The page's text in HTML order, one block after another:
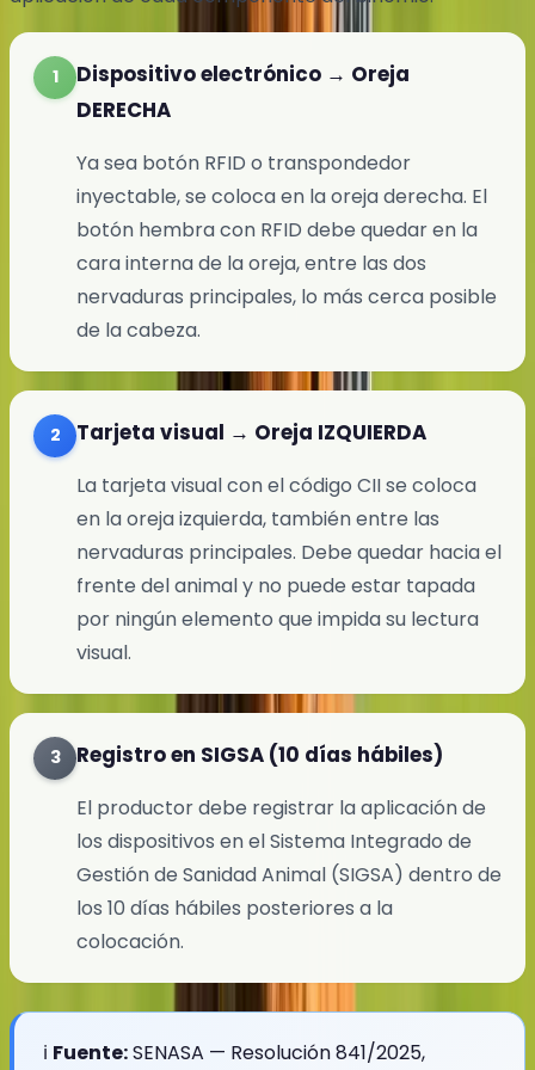
1
Dispositivo electrónico → Oreja
DERECHA
Ya sea botón RFID o transpondedor
inyectable, se coloca en la oreja derecha. El
botón hembra con RFID debe quedar en la
cara interna de la oreja, entre las dos
nervaduras principales, lo más cerca posible
de la cabeza.
2 Tarjeta visual → Oreja IZQUIERDA
La tarjeta visual con el código CII se coloca
en la oreja izquierda, también entre las
nervaduras principales. Debe quedar hacia el
frente del animal y no puede estar tapada
por ningún elemento que impida su lectura
visual.
3 Registro en SIGSA (10 días hábiles)
El productor debe registrar la aplicación de
los dispositivos en el Sistema Integrado de
Gestión de Sanidad Animal (SIGSA) dentro de
los 10 días hábiles posteriores a la
colocación.
ℹ️ Fuente:SENASA — Resolución 841/2025,